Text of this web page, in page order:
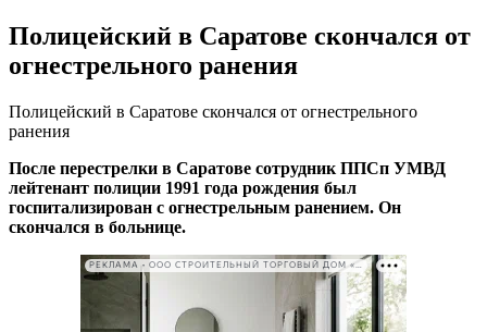
Полицейский в Саратове скончался от
огнестрельного ранения
Полицейский в Саратове скончался от огнестрельного
ранения
После перестрелки в Саратове сотрудник ППСп УМВД
лейтенант полиции 1991 года рождения был
госпитализирован с огнестрельным ранением. Он
скончался в больнице.
РЕКЛАМА • ООО СТРОИТЕЛЬНЫЙ ТОРГОВЫЙ ДОМ «ПЕТРОВИЧ». ИНН: 7802348846